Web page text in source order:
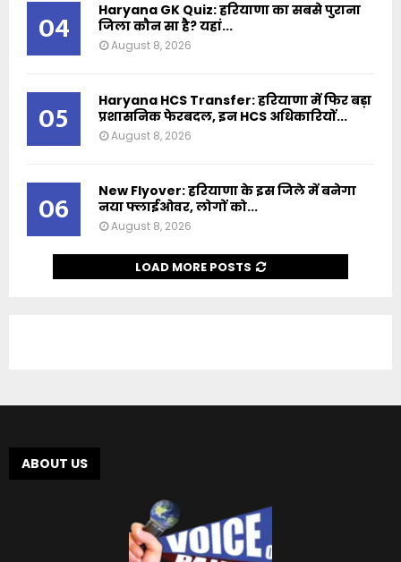
04
Haryana GK Quiz: हरियाणा का सबसे पुराना
जिला कौन सा है? यहां...
August 8, 2026
05
Haryana HCS Transfer: हरियाणा में फिर बड़ा
प्रशासनिक फेरबदल, इन HCS अधिकारियों...
August 8, 2026
06
New Flyover: हरियाणा के इस जिले में बनेगा
नया फ्लाईओवर, लोगों को...
August 8, 2026
LOAD MORE POSTS
ABOUT US